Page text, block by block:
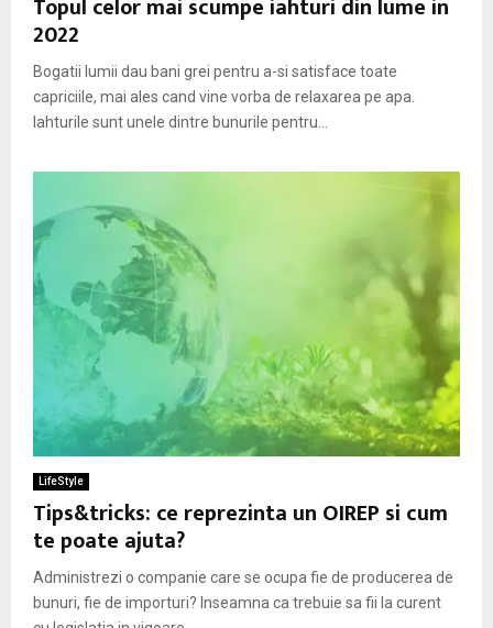
Topul celor mai scumpe iahturi din lume in
2022
Bogatii lumii dau bani grei pentru a-si satisface toate
capriciile, mai ales cand vine vorba de relaxarea pe apa.
Iahturile sunt unele dintre bunurile pentru...
LifeStyle
Tips&tricks: ce reprezinta un OIREP si cum
te poate ajuta?
Administrezi o companie care se ocupa fie de producerea de
bunuri, fie de importuri? Inseamna ca trebuie sa fii la curent